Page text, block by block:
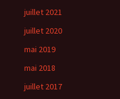
juillet 2021
juillet 2020
mai 2019
mai 2018
juillet 2017